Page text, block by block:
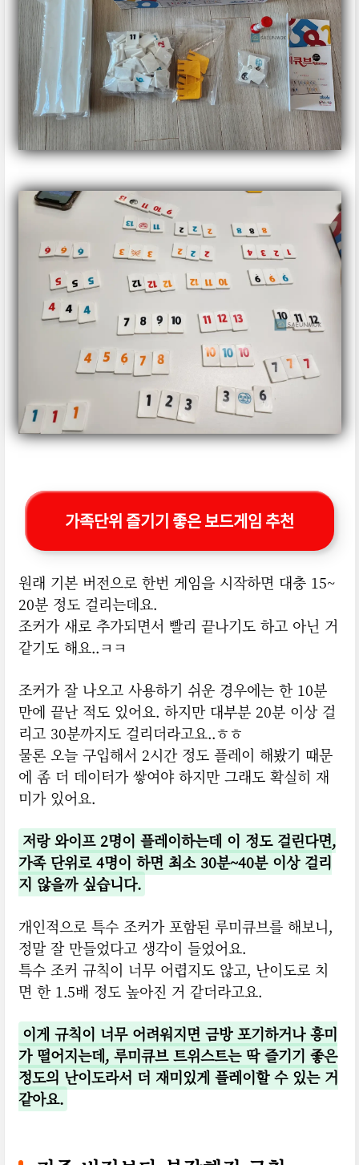
가족단위 즐기기 좋은 보드게임 추천
원래 기본 버전으로 한번 게임을 시작하면 대충 15~
20분 정도 걸리는데요.
조커가 새로 추가되면서 빨리 끝나기도 하고 아닌 거
같기도 해요..ㅋㅋ
조커가 잘 나오고 사용하기 쉬운 경우에는 한 10분
만에 끝난 적도 있어요. 하지만 대부분 20분 이상 걸
리고 30분까지도 걸리더라고요..ㅎㅎ
물론 오늘 구입해서 2시간 정도 플레이 해봤기 때문
에 좀 더 데이터가 쌓여야 하지만 그래도 확실히 재
미가 있어요.
저랑 와이프 2명이 플레이하는데 이 정도 걸린다면,
가족 단위로 4명이 하면 최소 30분~40분 이상 걸리
지 않을까 싶습니다.
개인적으로 특수 조커가 포함된 루미큐브를 해보니,
정말 잘 만들었다고 생각이 들었어요.
특수 조커 규칙이 너무 어렵지도 않고, 난이도로 치
면 한 1.5배 정도 높아진 거 같더라고요.
이게 규칙이 너무 어려워지면 금방 포기하거나 흥미
가 떨어지는데, 루미큐브 트위스트는 딱 즐기기 좋은
정도의 난이도라서 더 재미있게 플레이할 수 있는 거
같아요.